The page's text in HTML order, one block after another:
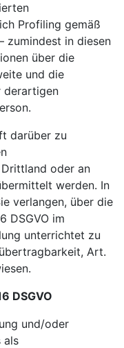
Profiling gemäß
zumindest in diesen
über die
und die
derartigen
darüber zu
oder an
werden. In
verlangen, über die
DSGVO im
unterrichtet zu
Art.
DSGVO
und/oder
als